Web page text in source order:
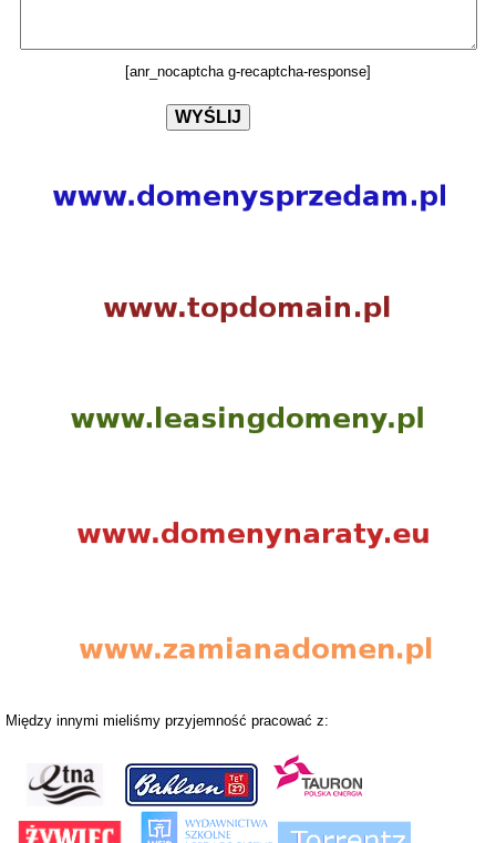
[anr_nocaptcha g-recaptcha-response]
Między innymi mieliśmy przyjemność pracować z: